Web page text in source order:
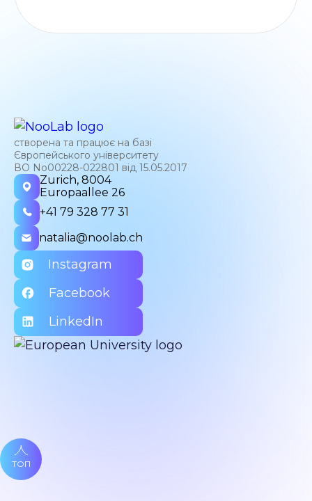
створена та працює на базі
Європейського університету
ВО No00228-022801 від 15.05.2017
Zurich, 8004
Europaallee 26
+41 79 328 77 31
natalia@noolab.ch
Instagram
Facebook
LinkedIn
ТОП